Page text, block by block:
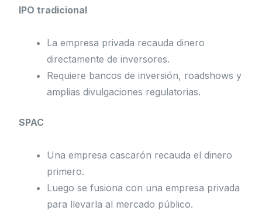
IPO tradicional
La empresa privada recauda dinero
directamente de inversores.
Requiere bancos de inversión, roadshows y
amplias divulgaciones regulatorias.
SPAC
Una empresa cascarón recauda el dinero
primero.
Luego se fusiona con una empresa privada
para llevarla al mercado público.